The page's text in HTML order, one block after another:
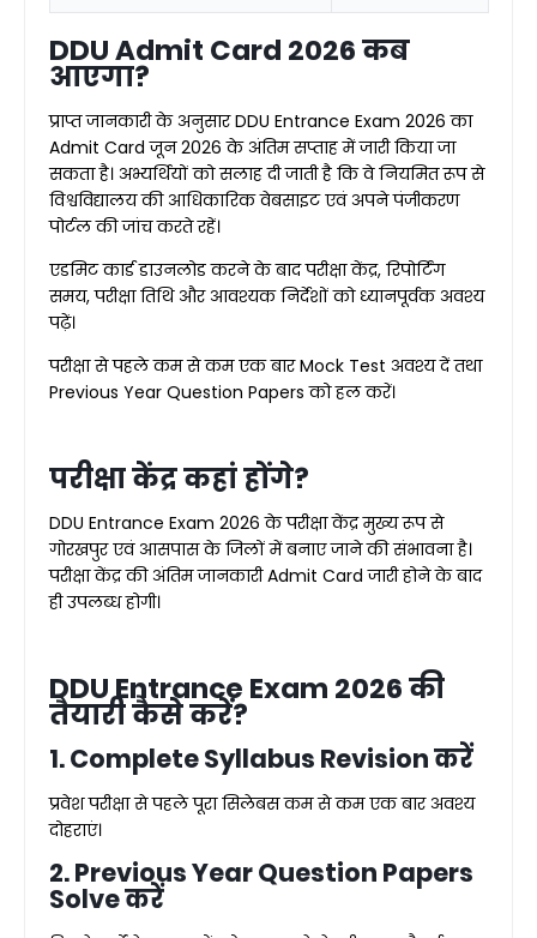
DDU Admit Card 2026 कब
आएगा?
प्राप्त जानकारी के अनुसार DDU Entrance Exam 2026 का
Admit Card जून 2026 के अंतिम सप्ताह में जारी किया जा
सकता है। अभ्यर्थियों को सलाह दी जाती है कि वे नियमित रूप से
विश्वविद्यालय की आधिकारिक वेबसाइट एवं अपने पंजीकरण
पोर्टल की जांच करते रहें।
एडमिट कार्ड डाउनलोड करने के बाद परीक्षा केंद्र, रिपोर्टिंग
समय, परीक्षा तिथि और आवश्यक निर्देशों को ध्यानपूर्वक अवश्य
पढ़ें।
परीक्षा से पहले कम से कम एक बार Mock Test अवश्य दें तथा
Previous Year Question Papers को हल करें।
परीक्षा केंद्र कहां होंगे?
DDU Entrance Exam 2026 के परीक्षा केंद्र मुख्य रूप से
गोरखपुर एवं आसपास के जिलों में बनाए जाने की संभावना है।
परीक्षा केंद्र की अंतिम जानकारी Admit Card जारी होने के बाद
ही उपलब्ध होगी।
DDU Entrance Exam 2026 की
तैयारी कैसे करें?
1. Complete Syllabus Revision करें
प्रवेश परीक्षा से पहले पूरा सिलेबस कम से कम एक बार अवश्य
दोहराएं।
2. Previous Year Question Papers
Solve करें